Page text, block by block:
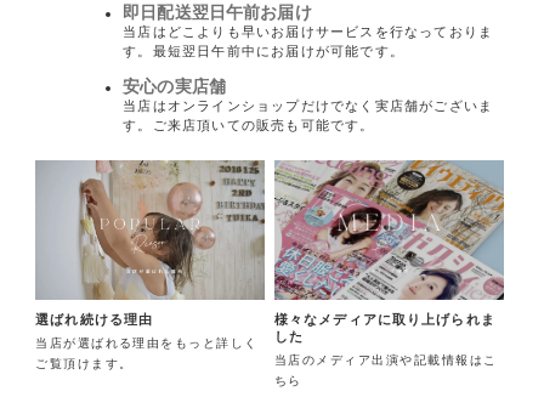
即日配送翌日午前お届け
当店はどこよりも早いお届けサービスを行なっておりま
す。最短翌日午前中にお届けが可能です。
安心の実店舗
当店はオンラインショップだけでなく実店舗がございま
す。ご来店頂いての販売も可能です。
選ばれ続ける理由
当店が選ばれる理由をもっと詳しく
ご覧頂けます。
様々なメディアに取り上げられま
した
当店のメディア出演や記載情報はこ
ちら